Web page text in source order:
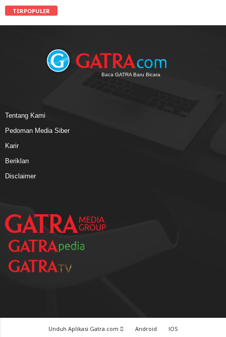
TERPOPULER
Baca GATRA Baru Bicara
Tentang Kami
Pedoman Media Siber
Karir
Beriklan
Disclaimer
Unduh Aplikasi Gatra.com Android IOS